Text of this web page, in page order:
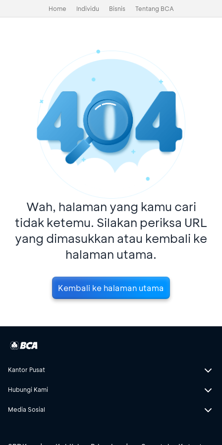
Home Individu Bisnis Tentang BCA
Wah, halaman yang kamu cari
tidak ketemu. Silakan periksa URL
yang dimasukkan atau kembali ke
halaman utama.
Kembali ke halaman utama
Kantor Pusat
Hubungi Kami
Media Sosial